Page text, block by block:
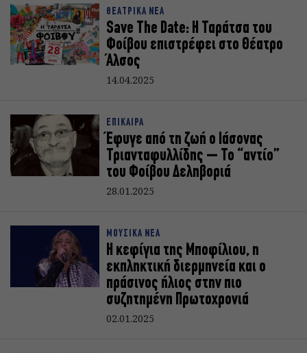
ΘΕΑΤΡΙΚΑ ΝΕΑ
Save The Date: Η Ταράτσα του
Φοίβου επιστρέφει στο Θέατρο
Άλσος
14.04.2025
ΕΠΙΚΑΙΡΑ
Έφυγε από τη ζωή ο Ιάσονας
Τριανταφυλλίδης – Το “αντίο”
του Φοίβου Δεληβοριά
28.01.2025
ΜΟΥΣΙΚΑ ΝΕΑ
Η κεφίγια της Μποφίλιου, η
εκπληκτική διερμηνεία και ο
πράσινος ήλιος στην πιο
συζητημένη Πρωτοχρονιά
02.01.2025